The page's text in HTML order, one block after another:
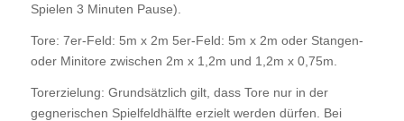
Spielen 3 Minuten Pause).
Tore: 7er-Feld: 5m x 2m 5er-Feld: 5m x 2m oder Stangen-
oder Minitore zwischen 2m x 1,2m und 1,2m x 0,75m.
Torerzielung: Grundsätzlich gilt, dass Tore nur in der
gegnerischen Spielfeldhälfte erzielt werden dürfen. Bei